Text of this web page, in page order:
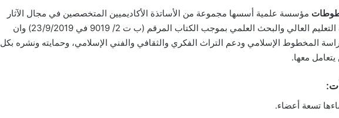
مؤسسة علمية أسسها مجموعة من الأساتذة الأكاديميين المتخصصين في مجال الآثار
والتاريخ واجيزت من قبل وزارة التعليم العالي والبحث العلمي بموجب الكتاب المرقم (ب ت 2/ 9019 في 23/9/2019) وان
المخطوط الإسلامي ودعم التراث الفكري والثقافي والفني الإسلامي، وحمايته ونشره بكل
معها.